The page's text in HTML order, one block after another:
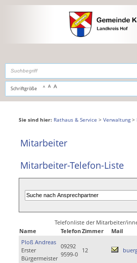
,zur Navigationoderzur Startseite
Schriftgröße A A A
Sie sind hier: Rathaus & Service > Verwaltung>
Mitarbeiter
Mitarbeiter-Telefon-Liste
Telefonliste der Mitarbeiter/
Name
TelefonZimmer
Mail
Ploß Andreas
Erster
Bürgermeister
09292
9599-0
12